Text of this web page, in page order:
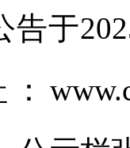
告于